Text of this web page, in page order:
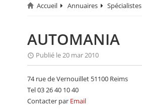
CIRCUIT
RALLYE
MONTAGNE
EVÈNEMENTS
Accueil Annuaires Spécialistes
AUTOMANIA
Publié le 20 mar 2010
74 rue de Vernouillet 51100 Reims
Tel 03 26 40 10 40
Contacter par Email